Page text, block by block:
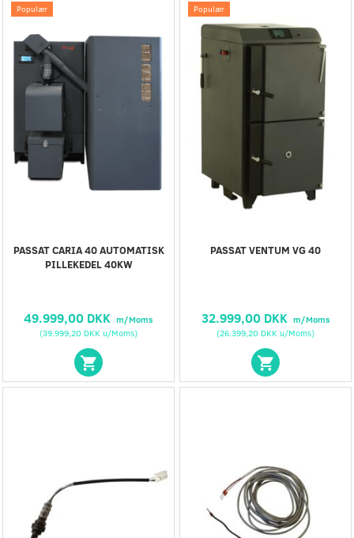
Populær
PASSAT CARIA 40 AUTOMATISK
PILLEKEDEL 40KW
49.999,00 DKK m/Moms
(39.999,20 DKK u/Moms)
Populær
PASSAT VENTUM VG 40
32.999,00 DKK m/Moms
(26.399,20 DKK u/Moms)